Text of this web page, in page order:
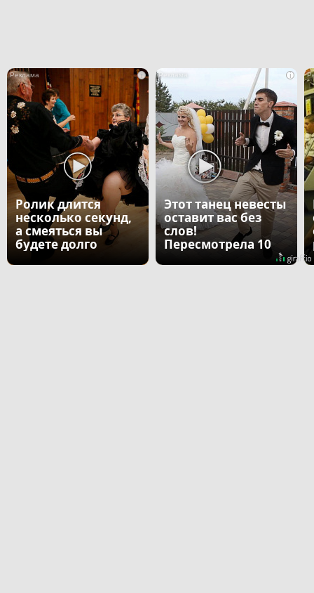
i
Ролик длится
несколько секунд,
а смеяться вы
будете долго
i
Этот танец невесты
оставит вас без
слов!
Пересмотрела 10